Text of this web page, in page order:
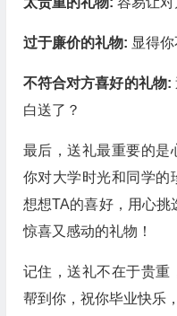
过于廉价的礼物: 显得
不符合对方喜好的礼物:
白送了？
最后，送礼最重要的是
你对大学时光和同学的
想想TA的喜好，用心挑
惊喜又感动的礼物！
记住，送礼不在于贵重
帮到你，祝你毕业快乐